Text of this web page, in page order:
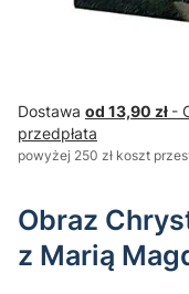
Dostawa od 13,90 zł -
przedpłata
powyżej 250 zł koszt
Obraz
z Marią